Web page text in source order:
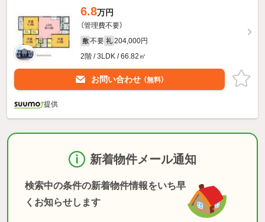
6.8万円
（管理費不要）
敷 不要 礼 204,000円
2階 / 3LDK / 66.82㎡
お問い合わせ （無料）
提供
新着物件メール通知
検索中の条件の新着物件情報をいち早
くお知らせします